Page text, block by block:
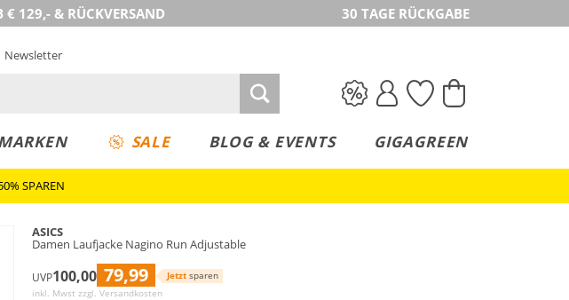
€ 129,- & RÜCKVERSAND 30 TAGE RÜCKGABE
Newsletter
SALE BLOG & EVENTS GIGAGREEN
SPAREN
ASICS
Damen Laufjacke Nagino Run Adjustable
UVP100,00 79,99 Jetzt sparen
inkl. Mwst zzgl. Versandkosten